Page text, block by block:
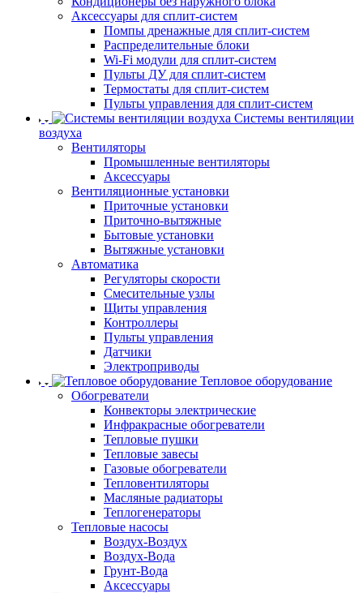
Аксессуары для сплит-систем
Помпы дренажные для сплит-систем
Распределительные блоки
Wi-Fi модули для сплит-систем
Пульты ДУ для сплит-систем
Термостаты для сплит-систем
Пульты управления для сплит-систем
Системы вентиляции
воздуха
Вентиляторы
Промышленные вентиляторы
Аксессуары
Вентиляционные установки
Приточные установки
Приточно-вытяжные
Бытовые установки
Вытяжные установки
Автоматика
Регуляторы скорости
Смесительные узлы
Щиты управления
Контроллеры
Пульты управления
Датчики
Электроприводы
Тепловое оборудование
Обогреватели
Конвекторы электрические
Инфракрасные обогреватели
Тепловые пушки
Тепловые завесы
Газовые обогреватели
Тепловентиляторы
Масляные радиаторы
Теплогенераторы
Тепловые насосы
Воздух-Воздух
Воздух-Вода
Грунт-Вода
Аксессуары